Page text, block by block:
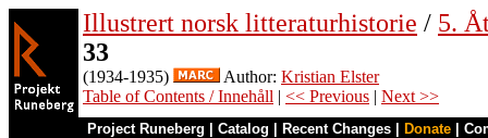
Illustrert norsk litteraturhistorie / 5.
33
(1934-1935) Author: Kristian Elster
Table of Contents / Innehåll | << Previous | Next >>
Project Runeberg Catalog Recent Changes Donate